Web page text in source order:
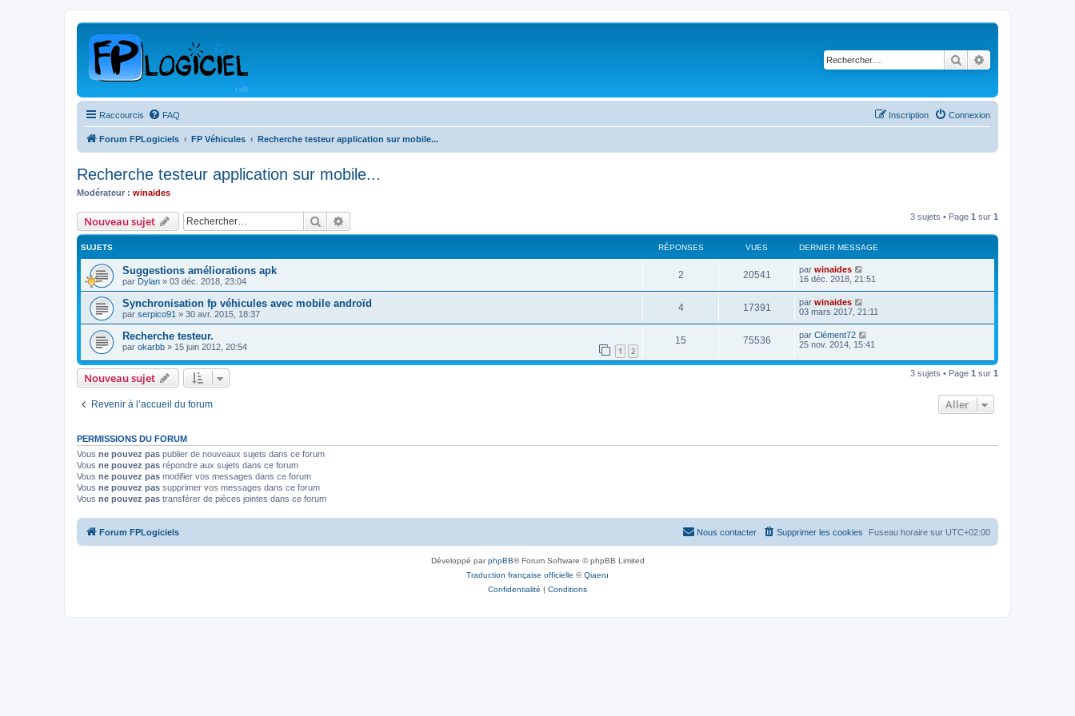
Rechercher
Raccourcis FAQ Connexion
Inscription
Forum FPLogiciels FP Véhicules Recherche testeur application sur mobile...
Recherche testeur application sur mobile...
Modérateur : winaides
Nouveau sujet Rechercher 3 sujets • Page 1 sur 1
SUJETS RÉPONSES VUES DERNIER MESSAGE
Suggestions améliorations apk
par Dylan » 03 déc. 2018, 23:04
2 20541 par winaides
16 déc. 2018, 21:51
Synchronisation fp véhicules avec mobile androïd
par serpico91 » 30 avr. 2015, 18:37
4 17391 par winaides
03 mars 2017, 21:11
Recherche testeur.
par okarbb » 15 juin 2012, 20:54 1 2
15 75536 par Clément72
25 nov. 2014, 15:41
Nouveau sujet 3 sujets • Page 1 sur 1
Revenir à l’accueil du forum Aller
PERMISSIONS DU FORUM
Vous ne pouvez pas publier de nouveaux sujets dans ce forum
Vous ne pouvez pas répondre aux sujets dans ce forum
Vous ne pouvez pas modifier vos messages dans ce forum
Vous ne pouvez pas supprimer vos messages dans ce forum
Vous ne pouvez pas transférer de pièces jointes dans ce forum
Forum FPLogiciels Fuseau horaire sur UTC+02:00
Supprimer les cookies
Nous contacter
Développé parphpBB® Forum Software © phpBB Limited
Traduction française officielle ©Qiaeru
Confidentialité | Conditions